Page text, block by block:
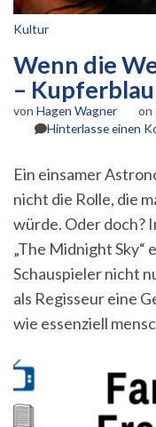
Kultur
Wenn die
–
von Hagen Wagner on
Hinterlasse einen
Ein einsamer
nicht die Rolle, die
würde. Oder doch?
„The Midnight
Schauspieler nicht
als Regisseur eine
wie essenziell